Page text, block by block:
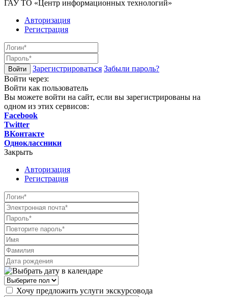
ГАУ ТО «Центр информационных технологий»
Авторизация
Регистрация
Зарегистрироваться Забыли пароль?
Войти через:
Войти как пользователь
Вы можете войти на сайт, если вы зарегистрированы на
одном из этих сервисов:
Facebook
Twitter
ВКонтакте
Одноклассники
Закрыть
Авторизация
Регистрация
Хочу предложить услуги экскурсовода